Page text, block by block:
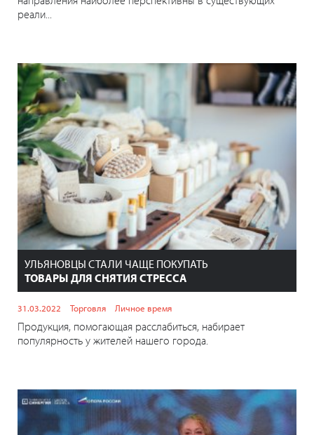
реали...
УЛЬЯНОВЦЫ СТАЛИ ЧАЩЕ ПОКУПАТЬ
ТОВАРЫ ДЛЯ СНЯТИЯ СТРЕССА
31.03.2022 Торговля Личное время
Продукция, помогающая расслабиться, набирает
популярность у жителей нашего города.